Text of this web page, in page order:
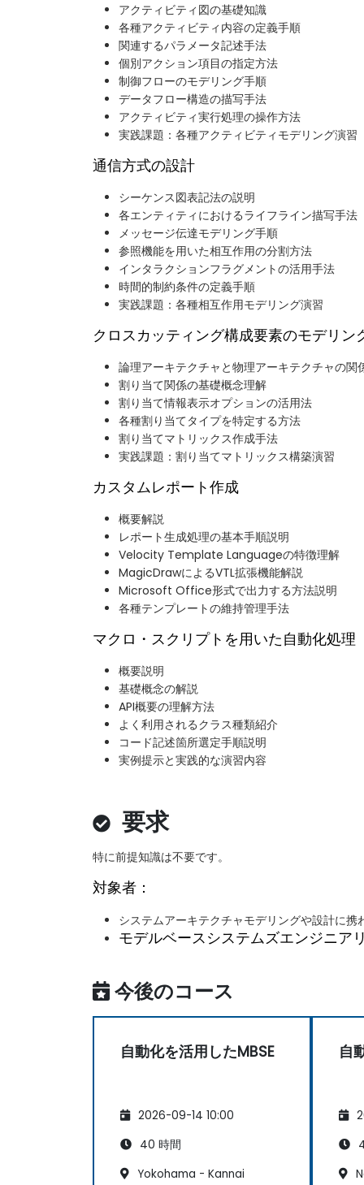
アクティビティ図の基礎知識
各種アクティビティ内容の定義手順
関連するパラメータ記述手法
個別アクション項目の指定方法
制御フローのモデリング手順
データフロー構造の描写手法
アクティビティ実行処理の操作方法
実践課題：各種アクティビティモデリング演習
通信方式の設計
シーケンス図表記法の説明
各エンティティにおけるライフライン描写手法
メッセージ伝達モデリング手順
参照機能を用いた相互作用の分割方法
インタラクションフラグメントの活用手法
時間的制約条件の定義手順
実践課題：各種相互作用モデリング演習
クロスカッティング構成要素のモデリン
論理アーキテクチャと物理アーキテクチャの関
割り当て関係の基礎概念理解
割り当て情報表示オプションの活用法
各種割り当てタイプを特定する方法
割り当てマトリックス作成手法
実践課題：割り当てマトリックス構築演習
カスタムレポート作成
概要解説
レポート生成処理の基本手順説明
Velocity Template Languageの特徴理解
MagicDrawによるVTL拡張機能解説
Microsoft Office形式で出力する方法説明
各種テンプレートの維持管理手法
マクロ・スクリプトを用いた自動化処理
概要説明
基礎概念の解説
API概要の理解方法
よく利用されるクラス種類紹介
コード記述箇所選定手順説明
実例提示と実践的な演習内容
要求
特に前提知識は不要です。
対象者：
システムアーキテクチャモデリングや設計に携
モデルベースシステムズエンジニアリ
今後のコース
自動化を活用したMBSE
2026-09-14 10:00
40 時間
Yokohama - Kannai
自